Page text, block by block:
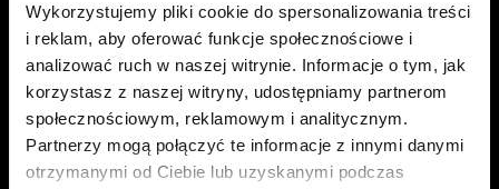
Wykorzystujemy pliki cookie do spersonalizowania treści
i reklam, aby oferować funkcje społecznościowe i
analizować ruch w naszej witrynie. Informacje o tym, jak
korzystasz z naszej witryny, udostępniamy partnerom
społecznościowym, reklamowym i analitycznym.
Partnerzy mogą połączyć te informacje z innymi danymi
otrzymanymi od Ciebie lub uzyskanymi podczas
Mieszanki Pellini zamieniają każdą przerwę w
domu w wyjątkowe doświadczenie smaku, z tą
samą jakością, jaką znajdziesz w kawiarni.
Kapsułki, kawa mielona czy ziarnista: wybierz
swój sposób, by poczuć się jak w domu.